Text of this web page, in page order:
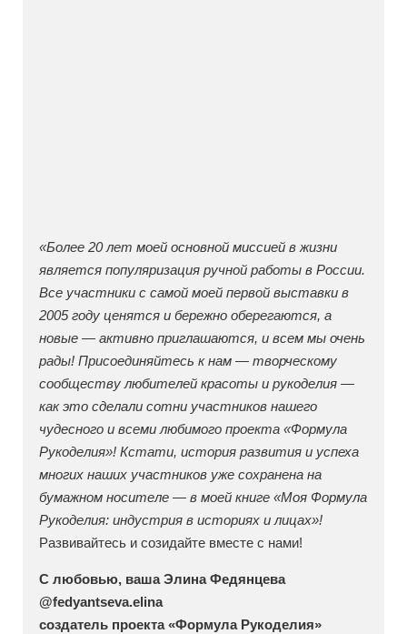
«Более 20 лет моей основной миссией в жизни
является популяризация ручной работы в России.
Все участники с самой моей первой выставки в
2005 году ценятся и бережно оберегаются, а
новые — активно приглашаются, и всем мы очень
рады! Присоединяйтесь к нам — творческому
сообществу любителей красоты и рукоделия —
как это сделали сотни участников нашего
чудесного и всеми любимого проекта «Формула
Рукоделия»! Кстати, история развития и успеха
многих наших участников уже сохранена на
бумажном носителе — в моей книге «Моя Формула
Рукоделия: индустрия в историях и лицах»!
Развивайтесь и созидайте вместе с нами!
С любовью, ваша Элина Федянцева
@fedyantseva.elina
создатель проекта «Формула Рукоделия»